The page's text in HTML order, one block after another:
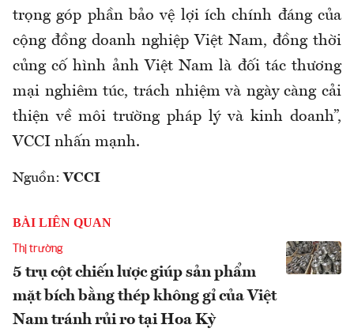
trọng góp phần bảo vệ lợi ích chính đáng của
cộng đồng doanh nghiệp Việt Nam, đồng thời
củng cố hình ảnh Việt Nam là đối tác thương
mại nghiêm túc, trách nhiệm và ngày càng cải
thiện về môi trường pháp lý và kinh doanh”,
VCCI nhấn mạnh.
Nguồn:VCCI
BÀI LIÊN QUAN
Thị trường
5 trụ cột chiến lược giúp sản phẩm
mặt bích bằng thép không gỉ của Việt
Nam tránh rủi ro tại Hoa Kỳ